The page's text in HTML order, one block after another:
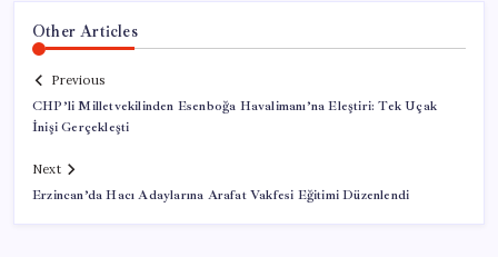
Other Articles
Previous
CHP’li Milletvekilinden Esenboğa Havalimanı’na Eleştiri: Tek Uçak
İnişi Gerçekleşti
Next
Erzincan’da Hacı Adaylarına Arafat Vakfesi Eğitimi Düzenlendi